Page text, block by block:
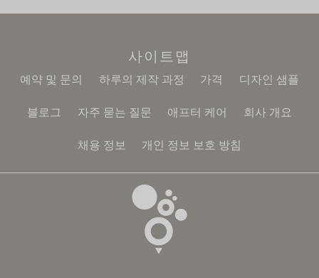
사이트맵
예약 및 문의 하루의 제작 과정 가격 디자인 샘플
블로그 자주 묻는 질문 애프터 케어 회사 개요
채용 정보 개인 정보 보호 방침